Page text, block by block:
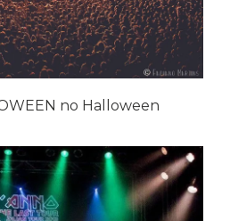
no Halloween